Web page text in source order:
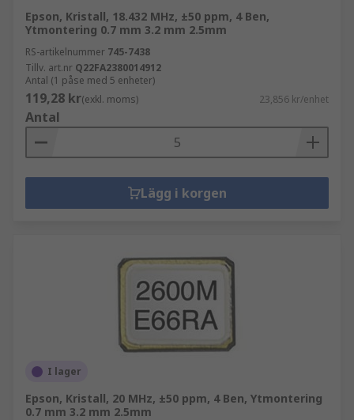
Epson, Kristall, 18.432 MHz, ±50 ppm, 4 Ben,
Ytmontering 0.7 mm 3.2 mm 2.5mm
RS-artikelnummer 745-7438
Tillv. art.nr Q22FA2380014912
Antal (1 påse med 5 enheter)
119,28 kr(exkl. moms) 23,856 kr/enhet
Antal
Lägg i korgen
I lager
Epson, Kristall, 20 MHz, ±50 ppm, 4 Ben, Ytmontering
0.7 mm 3.2 mm 2.5mm